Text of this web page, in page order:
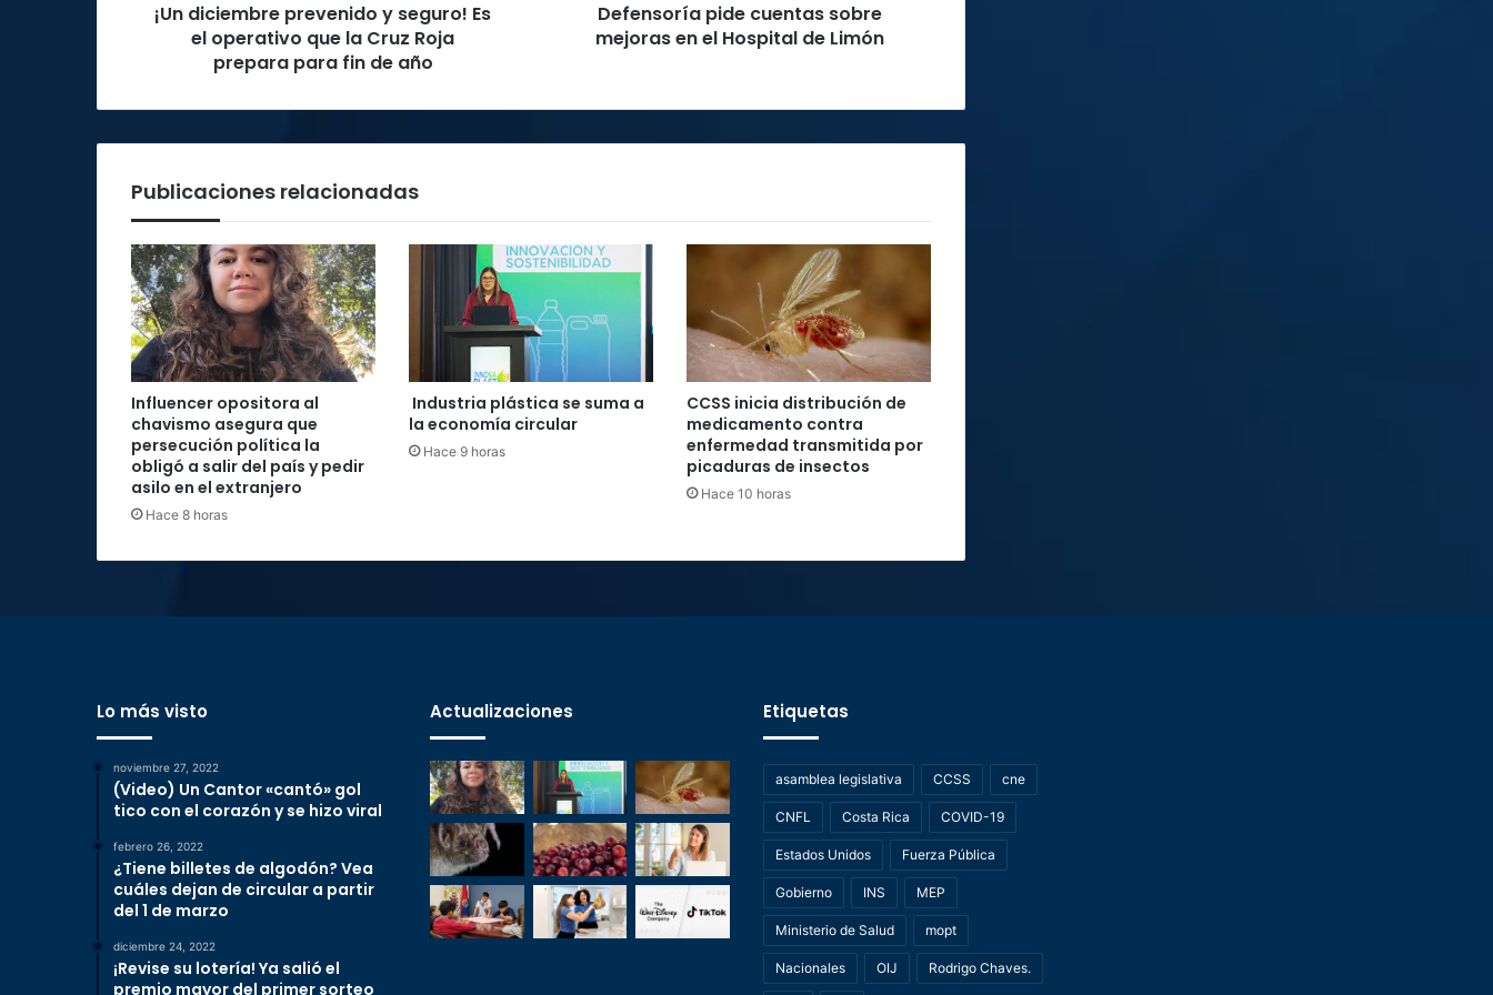
para
¡Un diciembre prevenido y seguro! Es
el operativo que la Cruz Roja
prepara para fin de año
Defensoría pide cuentas sobre
mejoras en el Hospital de Limón
Publicaciones relacionadas
Influencer opositora al
chavismo asegura que
persecución política la
obligó a salir del país y pedir
asilo en el extranjero
Hace 8 horas
Industria plástica se suma a
la economía circular
Hace 9 horas
CCSS inicia distribución de
medicamento contra
enfermedad transmitida por
picaduras de insectos
Hace 10 horas
Lo más visto
noviembre 27, 2022
(Video) Un Cantor «cantó» gol
tico con el corazón y se hizo viral
febrero 26, 2022
¿Tiene billetes de algodón? Vea
cuáles dejan de circular a partir
del 1 de marzo
diciembre 24, 2022
¡Revise su lotería! Ya salió el
premio mayor del primer sorteo
Actualizaciones Etiquetas
asamblea legislativa CCSS cne
CNFL Costa Rica COVID-19
Estados Unidos Fuerza Pública
Gobierno INS MEP
Ministerio de Salud mopt
Nacionales OIJ Rodrigo Chaves.